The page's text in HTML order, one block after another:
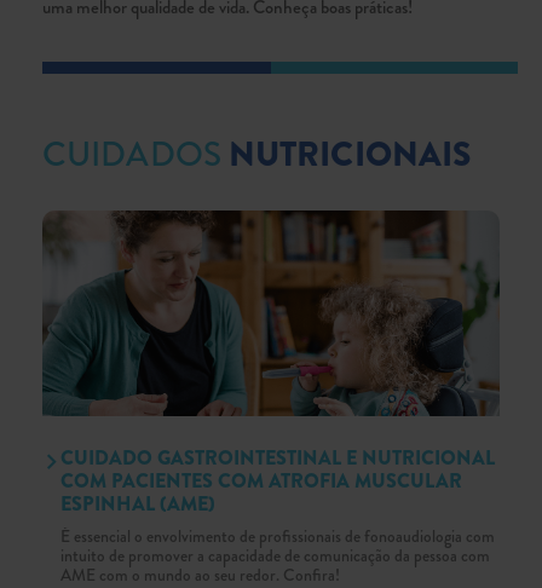
uma melhor qualidade de vida. Conheça boas práticas!
CUIDADOS NUTRICIONAIS
CUIDADO GASTROINTESTINAL E NUTRICIONAL
COM PACIENTES COM ATROFIA MUSCULAR
ESPINHAL (AME)
É essencial o envolvimento de profissionais de fonoaudiologia com
intuito de promover a capacidade de comunicação da pessoa com
AME com o mundo ao seu redor. Confira!